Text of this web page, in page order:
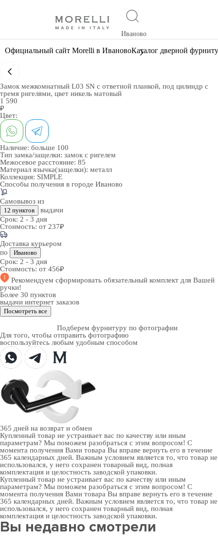
Иваново
Официальный сайт Morelli в ИвановоКаталог дверной
Замок межкомнатный L03 SN с ответной планкой, под цилиндр с
тремя ригелями, цвет никель матовый
1 590
₽
Цвет:
Наличие: больше 100
Тип замка/защелки: замок с ригелем
Межосевое расстояние: 85
Материал язычка(защелки): металл
Коллекция: SIMPLE
Способы получения в городе Иваново
Самовывоз из
12 пунктов
выдачи
Срок: 2 - 3 дня
Стоимость: от 237₽
Доставка курьером
по
Иваново
Срок: 2 - 3 дня
Стоимость: от 456₽
Рекомендуем сформировать обязательный комплект для Вашей
ручки!
Более 30 пунктов
выдачи интернет заказов
Посмотреть все
Подберем фурнитуру по фотографии
Для того, чтобы отправить фотографию
воспользуйтесь любым удобным способом
365 дней на возврат и обмен
Купленный товар не устраивает вас по качеству или иным
параметрам? Мы поможем разобраться с этим вопросом! С
момента получения Вами товара Вы вправе вернуть его в течение
365 календарных дней. Важным условием является то, что товар не
использовался, у него сохранен товарный вид, полная
комплектация и целостность заводской упаковки.
Купленный товар не устраивает вас по качеству или иным
параметрам? Мы поможем разобраться с этим вопросом! С
момента получения Вами товара Вы вправе вернуть его в течение
365 календарных дней. Важным условием является то, что товар не
использовался, у него сохранен товарный вид, полная
комплектация и целостность заводской упаковки.
Вы недавно смотрели